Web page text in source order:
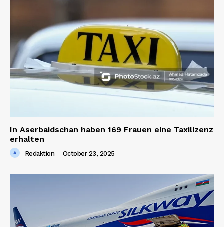
In Aserbaidschan haben 169 Frauen eine Taxilizenz
erhalten
Redaktion - October 23, 2025